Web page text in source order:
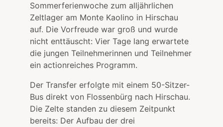
Sommerferienwoche zum alljährlichen
Zeltlager am Monte Kaolino in Hirschau
auf. Die Vorfreude war groß und wurde
nicht enttäuscht: Vier Tage lang erwartete
die jungen Teilnehmerinnen und Teilnehmer
ein actionreiches Programm.
Der Transfer erfolgte mit einem 50-Sitzer-
Bus direkt von Flossenbürg nach Hirschau.
Die Zelte standen zu diesem Zeitpunkt
bereits: Der Aufbau der drei